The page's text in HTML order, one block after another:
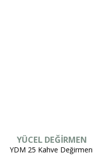
YÜCEL DEĞİRMEN
YDM 25 Kahve